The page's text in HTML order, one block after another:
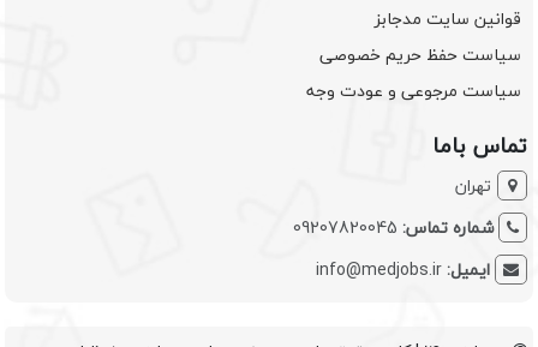
قوانین سایت مدجابز
سیاست حفظ حریم خصوصی
سیاست مرجوعی و عودت وجه
تماس باما
تهران
شماره تماس: 09207820045
ایمیل:info@medjobs.ir